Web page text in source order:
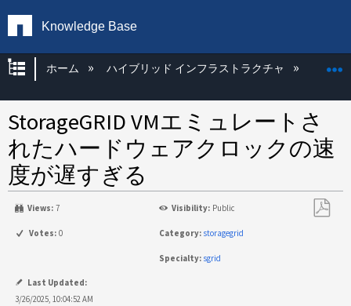
Knowledge Base
グローバル階層を展開/折りたたむ
ホーム ハイブリッド インフラストラクチャ
StorageGRID VMエミュレートさ
れたハードウェアクロックの速
度が遅すぎる
Views: 7 Visibility: Public
Votes: 0 Category: storagegrid
Specialty: sgrid
Last Updated:
3/26/2025, 10:04:52 AM